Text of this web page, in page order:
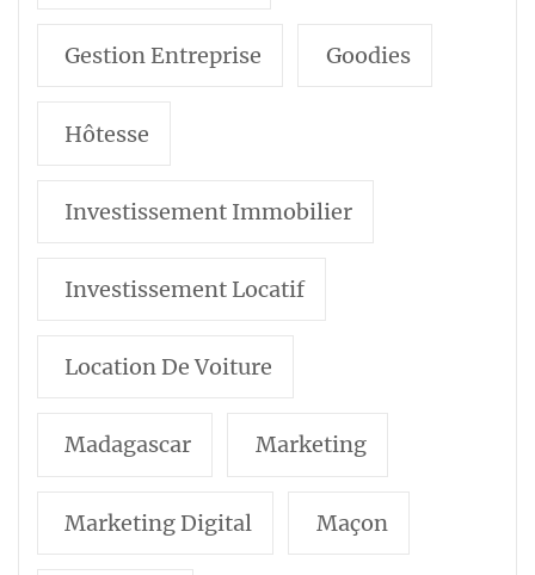
Gestion Entreprise Goodies
Hôtesse
Investissement Immobilier
Investissement Locatif
Location De Voiture
Madagascar Marketing
Marketing Digital Maçon